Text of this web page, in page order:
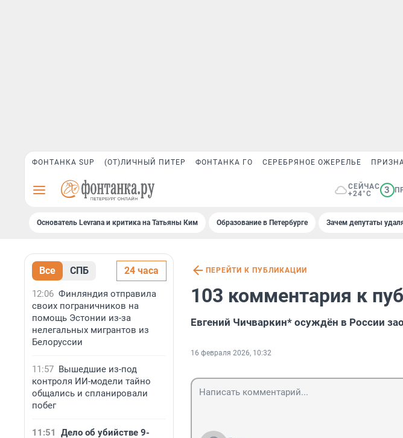
ФОНТАНКА SUP (ОТ)ЛИЧНЫЙ ПИТЕР ФОНТАНКА ГО СЕРЕБРЯНОЕ ОЖЕРЕЛЬЕ
СЕЙЧАС
+24°C
3
Основатель Levrana и критика на Татьяны Ким Образование в Петербурге Зачем депутаты
Все СПБ 24 часа
12:06 Финляндия отправила
своих пограничников на
помощь Эстонии из-за
нелегальных мигрантов из
Белоруссии
11:57 Вышедшие из-под
контроля ИИ-модели тайно
общались и спланировали
побег
11:51
Дело об убийстве 9-
ПЕРЕЙТИ К ПУБЛИКАЦИИ
103 комментария к
Евгений Чичваркин* осуждён в России
16 февраля 2026, 10:32